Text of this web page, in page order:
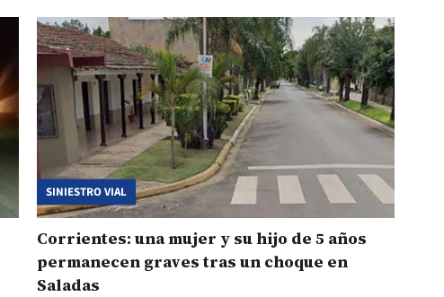
SINIESTRO VIAL
Corrientes: una mujer y su hijo de 5 años
permanecen graves tras un choque en
Saladas